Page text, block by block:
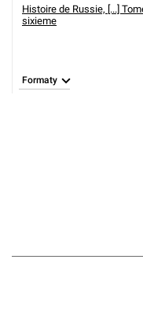
Histoire de Russie, [...]
sixieme
Formaty